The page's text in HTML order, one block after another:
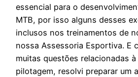
essencial para o
MTB, por isso alguns desses
inclusos nos treinamentos de
nossa Assessoria Esportiva. E
muitas questões relacionadas
pilotagem, resolvi preparar um